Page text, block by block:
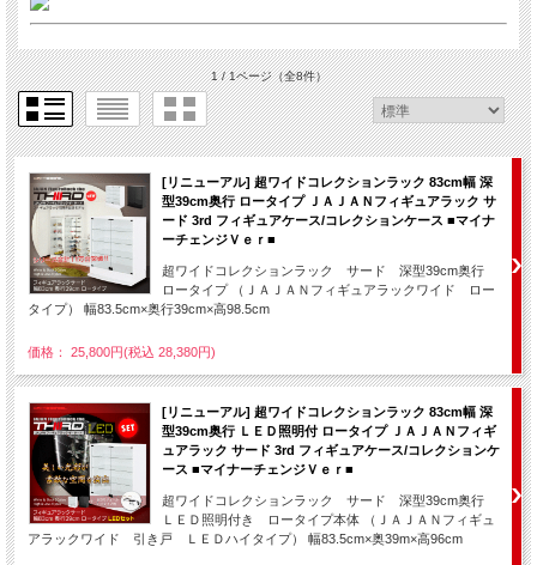
1 / 1ページ（全8件）
[リニューアル] 超ワイドコレクションラック 83cm幅 深
型39cm奥行 ロータイプ ＪＡＪＡＮフィギュアラック サ
ード 3rd フィギュアケース/コレクションケース ■マイナ
ーチェンジＶｅｒ■
超ワイドコレクションラック サード 深型39cm奥行
ロータイプ （ＪＡＪＡＮフィギュアラックワイド ロー
タイプ） 幅83.5cm×奥行39cm×高98.5cm
価格： 25,800円(税込 28,380円)
[リニューアル] 超ワイドコレクションラック 83cm幅 深
型39cm奥行 ＬＥＤ照明付 ロータイプ ＪＡＪＡＮフィギ
ュアラック サード 3rd フィギュアケース/コレクションケ
ース ■マイナーチェンジＶｅｒ■
超ワイドコレクションラック サード 深型39cm奥行
ＬＥＤ照明付き ロータイプ本体 （ＪＡＪＡＮフィギュ
アラックワイド 引き戸 ＬＥＤハイタイプ） 幅83.5cm×奥39m×高96cm